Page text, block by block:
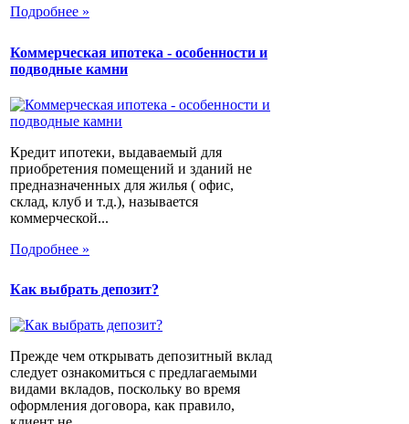
Подробнее »
Коммерческая ипотека - особенности и
подводные камни
Кредит ипотеки, выдаваемый для
приобретения помещений и зданий не
предназначенных для жилья ( офис,
склад, клуб и т.д.), называется
коммерческой...
Подробнее »
Как выбрать депозит?
Прежде чем открывать депозитный вклад
следует ознакомиться с предлагаемыми
видами вкладов, поскольку во время
оформления договора, как правило,